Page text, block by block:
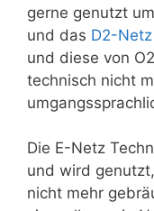
gerne genutzt
und das D2-Netz
und diese von
technisch nicht
Die E-Netz
und wird
nicht mehr